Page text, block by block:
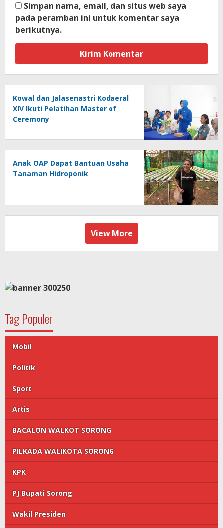
Simpan nama, email, dan situs web saya
pada peramban ini untuk komentar saya
berikutnya.
Kowal dan Jalasenastri Kodaeral
XIV Ikuti Pelatihan Master of
Ceremony
Anak OAP Dapat Bantuan Usaha
Tanaman Hidroponik
View More
Tag Populer
Mobil
Politik
Sport
Artis
BACALON WALKOT SORONG
PILKADA WALIKOTA SORONG
KPK
PJ Bupati Sorong
Wakil Presiden